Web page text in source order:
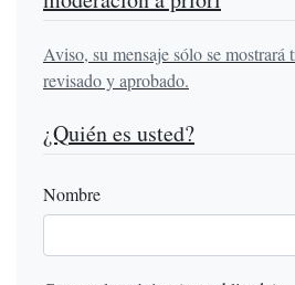
Aviso, su mensaje sólo se mostrará
revisado y aprobado.
¿Quién es usted?
Nombre